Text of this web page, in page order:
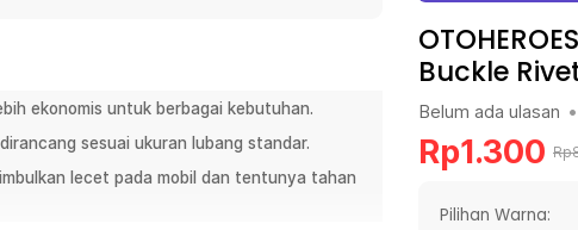
- Jumat (07:00 - 20:00), Sabtu - Minggu (08:00 - 20:00), Tutup pada Idul Fitri
(08:00 - 20:00), Sabtu - Minggu/ Libur Nasional (08:00 - 17:00) Selengkapnya
(08:00 - 20:00), Sabtu - Minggu/ Libur Nasional (08:00 - 17:00)
ekonomis untuk berbagai kebutuhan.
sesuai ukuran lubang standar.
lecet pada mobil dan tentunya tahan
Buckle
Belum ada ulasan •
Rp1.300 Rp
Pilihan Warna: